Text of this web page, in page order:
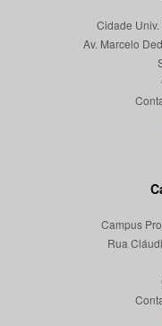
Cidade
Av. Marcelo
Campus
Rua